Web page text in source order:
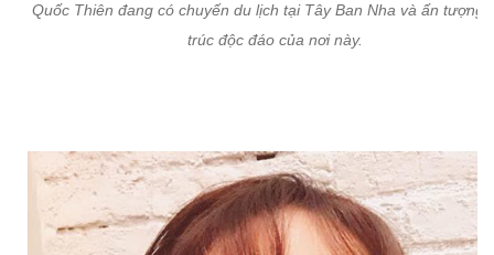
Quốc Thiên đang có chuyến du lịch tại Tây Ban Nha và ấn tượng
trúc độc đáo của nơi này.